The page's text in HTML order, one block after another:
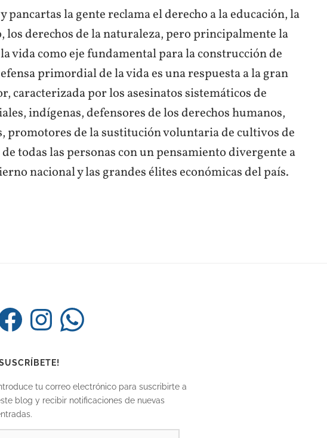
pancartas la gente reclama el derecho a la educación, la
los derechos de la naturaleza, pero principalmente la
vida como eje fundamental para la construcción de
primordial de la vida es una respuesta a la gran
caracterizada por los asesinatos sistemáticos de
indígenas, defensores de los derechos humanos,
promotores de la sustitución voluntaria de cultivos de
todas las personas con un pensamiento divergente a
nacional y las grandes élites económicas del país.
FacebookInstagramWhatsApp
tu correo electrónico para suscribirte a
blog y recibir notificaciones de nuevas